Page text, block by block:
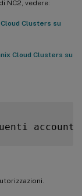
NC2, vedere:
Clusters su
Cloud Clusters su